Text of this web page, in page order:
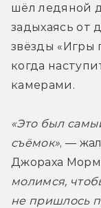
шёл ледяной
задыхаясь от
звёзды «Игры
когда
камерами.
«Это был
съёмок», —
Джораха
молимся,
не пришлось